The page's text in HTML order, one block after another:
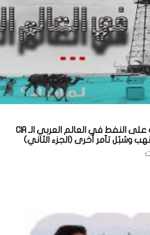
السيطرة الأميركية على النفط في العالم العربي الـ CIA
وسُبُل تآمر أخرى (الجزء الثاني)